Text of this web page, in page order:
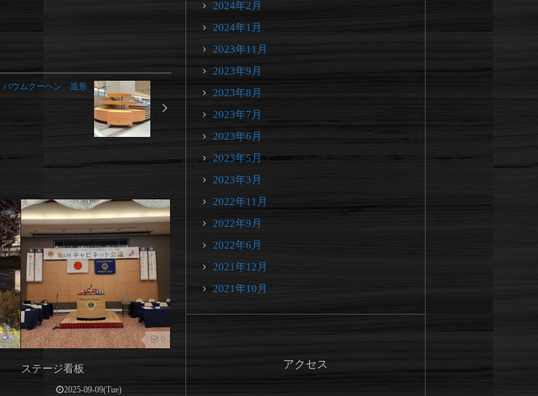
バウムクーヘン 造形
0 0
ステージ看板
2025-09-09(Tue)
2024年2月
2024年1月
2023年11月
2023年9月
2023年8月
2023年7月
2023年6月
2023年5月
2023年3月
2022年11月
2022年9月
2022年6月
2021年12月
2021年10月
アクセス